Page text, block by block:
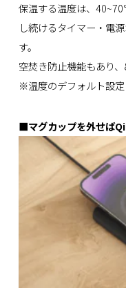
保温する温度は、
し続けるタイマー・電
す。
空焚き防止機能もあり
※温度のデフォルト設定
■マグカップを外せば